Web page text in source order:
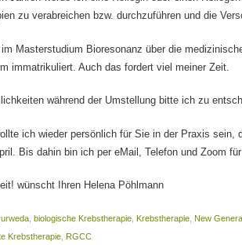
zu verabreichen bzw. durchzuführen und die
Masterstudium Bioresonanz über die
immatrikuliert. Auch das fordert viel meiner Zeit.
während der Umstellung bitte ich zu
ich wieder persönlich für Sie in der Praxis sein,
Bis dahin bin ich per eMail, Telefon und Zoom
wünscht Ihren Helena Pöhlmann
,biologische Krebstherapie ,Krebstherapie ,New
Krebstherapie ,RGCC